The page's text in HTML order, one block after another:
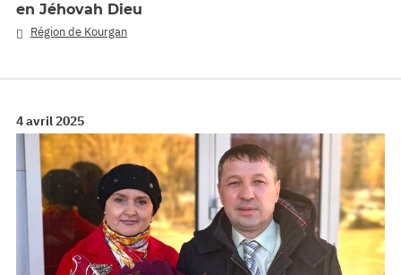
en Jéhovah Dieu
Région de Kourgan
4 avril 2025